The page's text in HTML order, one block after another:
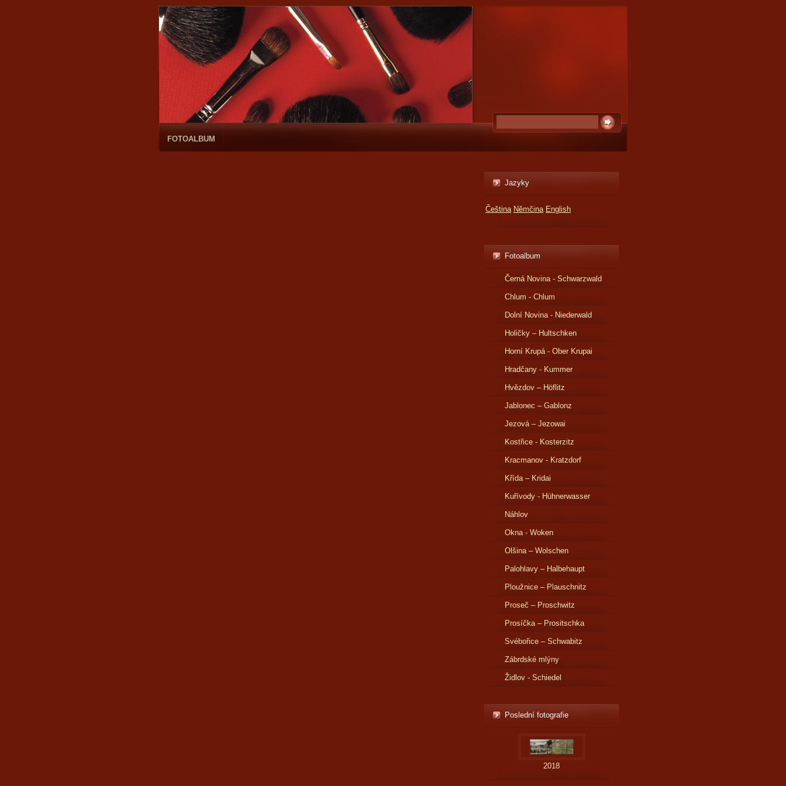
FOTOALBUM
Jazyky
Čeština Němčina English
Fotoalbum
Černá Novina - Schwarzwald
Chlum - Chlum
Dolní Novina - Niederwald
Holičky – Hultschken
Horní Krupá - Ober Krupai
Hradčany - Kummer
Hvězdov – Höflitz
Jablonec – Gablonz
Jezová – Jezowai
Kostřice - Kosterzitz
Kracmanov - Kratzdorf
Křída – Kridai
Kuřívody - Hühnerwasser
Náhlov
Okna - Woken
Olšina – Wolschen
Palohlavy – Halbehaupt
Ploužnice – Plauschnitz
Proseč – Proschwitz
Prosíčka – Prositschka
Svébořice – Schwabitz
Zábrdské mlýny
Židlov - Schiedel
Poslední fotografie
2018